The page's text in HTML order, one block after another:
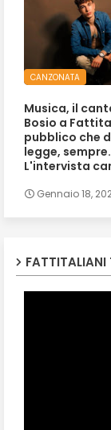
CANZONATA
Musica, il
Bosio a
pubblico che
legge, sempre.
L'intervista
Gennaio 18,
FATTITALIANI